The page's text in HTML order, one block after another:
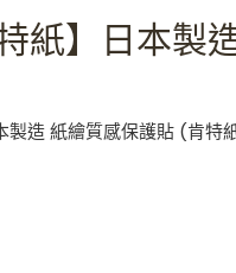
紙】日本製
製造 紙繪質感保護貼 (肯特